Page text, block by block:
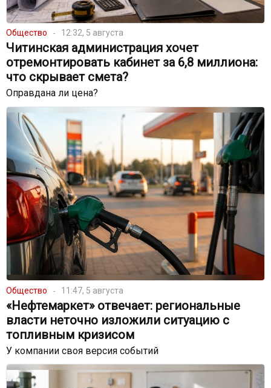
Общество 12:32, 5 августа
Читинская администрация хочет
отремонтировать кабинет за 6,8 миллиона:
что скрывает смета?
Оправдана ли цена?
Общество 11:47, 5 августа
«Нефтемаркет» отвечает: региональные
власти неточно изложили ситуацию с
топливным кризисом
У компании своя версия событий